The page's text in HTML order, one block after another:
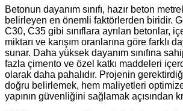
Betonun dayanım sınıfı, hazır beton
belirleyen en önemli faktörlerden biridir.
C30, C35 gibi sınıflara ayrılan betonlar,
miktarı ve karışım oranlarına göre farklı
sunar. Daha yüksek dayanım sınıfına
fazla çimento ve özel katkı maddeleri
olarak daha pahalıdır. Projenin gerektirdiği
doğru belirlemek, hem maliyetleri
yapının güvenliğini sağlamak açısından